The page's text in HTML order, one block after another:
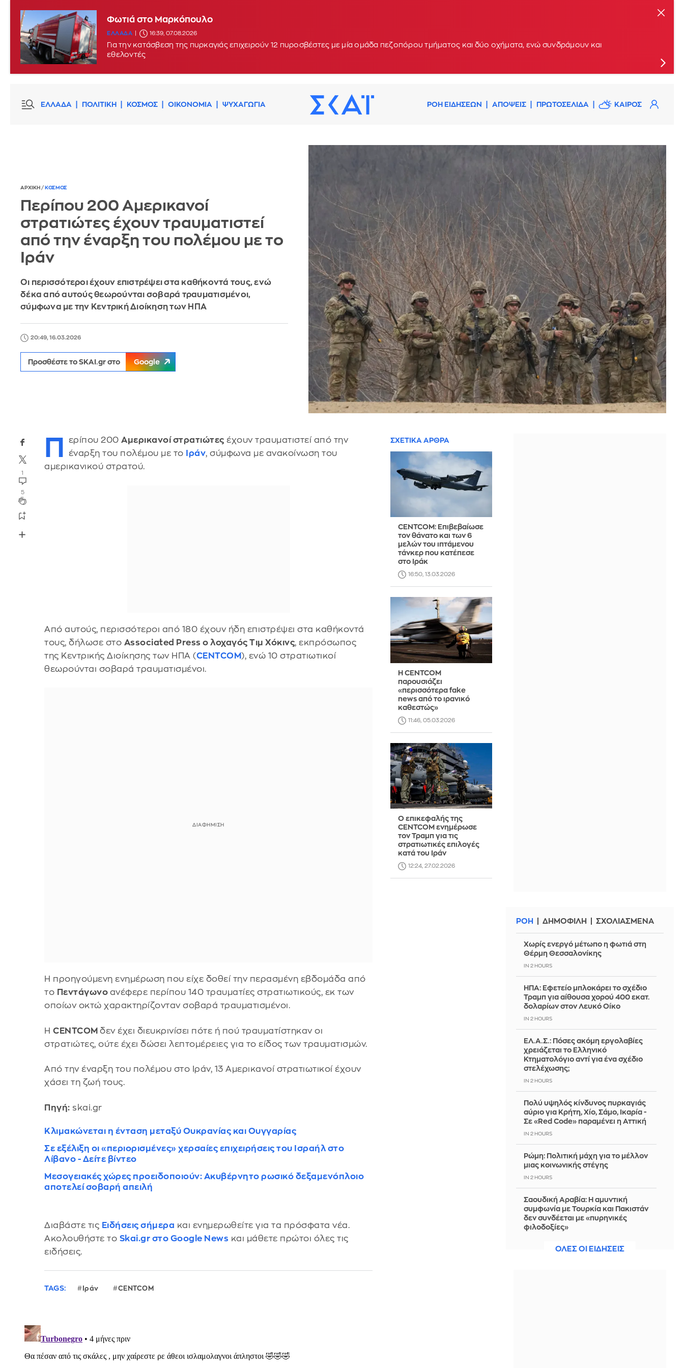
Φωτιά στο Στεφάνι Κορίνθου - Μήνυμα από το 112 για ετοιμότητα
Φωτιά στο Μαρκόπουλο
ΕΛΛΑΔΑ 16:39, 07.08.2026
Για την κατάσβεση της πυρκαγιάς επιχειρούν 12 πυροσβέστες με μία ομάδα πεζοπόρου τμήματος και δύο οχήματα, ενώ συνδράμουν και
εθελοντές
ΕΛΛΑΔΑ ΠΟΛΙΤΙΚΗ ΚΟΣΜΟΣ ΟΙΚΟΝΟΜΙΑ ΨΥΧΑΓΩΓΙΑ ΡΟΗ ΕΙΔΗΣΕΩΝ ΑΠΟΨΕΙΣ ΠΡΩΤΟΣΕΛΙΔΑ ΚΑΙΡΟΣ
ΑΡΧΙΚΗ / ΚΟΣΜΟΣ
Περίπου 200 Αμερικανοί
στρατιώτες έχουν τραυματιστεί
από την έναρξη του πολέμου με το
Ιράν
Οι περισσότεροι έχουν επιστρέψει στα καθήκοντά τους, ενώ
δέκα από αυτούς θεωρούνται σοβαρά τραυματισμένοι,
σύμφωνα με την Κεντρική Διοίκηση των ΗΠΑ
20:49, 16.03.2026
Προσθέστε το SKAI.gr στο Google
1
5
Π ερίπου 200Αμερικανοί στρατιώτες έχουν τραυματιστεί από την
έναρξη του πολέμου με το
Ιράν, σύμφωνα με ανακοίνωση του
αμερικανικού στρατού.
Από αυτούς, περισσότεροι από 180 έχουν ήδη επιστρέψει στα καθήκοντά
τους, δήλωσε στο Associated Press ο λοχαγός Τιμ Χόκινς, εκπρόσωπος
της Κεντρικής Διοίκησης των ΗΠΑ (CENTCOM), ενώ 10 στρατιωτικοί
θεωρούνται σοβαρά τραυματισμένοι.
Η προηγούμενη ενημέρωση που είχε δοθεί την περασμένη εβδομάδα από
το Πεντάγωνο ανέφερε περίπου 140 τραυματίες στρατιωτικούς, εκ των
οποίων οκτώ χαρακτηρίζονταν σοβαρά τραυματισμένοι.
ΗCENTCOMδεν έχει διευκρινίσει πότε ή πού τραυματίστηκαν οι
στρατιώτες, ούτε έχει δώσει λεπτομέρειες για το είδος των τραυματισμών.
Από την έναρξη του πολέμου στο Ιράν, 13 Αμερικανοί στρατιωτικοί έχουν
χάσει τη ζωή τους.
Πηγή: skai.gr
Κλιμακώνεται η ένταση μεταξύ Ουκρανίας και Ουγγαρίας
Σε εξέλιξη οι «περιορισμένες» χερσαίες επιχειρήσεις του Ισραήλ στο
Λίβανο - Δείτε βίντεο
Μεσογειακές χώρες προειδοποιούν: Ακυβέρνητο ρωσικό δεξαμενόπλοιο
αποτελεί σοβαρή απειλή
Διαβάστε τις Ειδήσεις σήμερα και ενημερωθείτε για τα πρόσφατα νέα.
Ακολουθήστε το Skai.gr στο Google News και μάθετε πρώτοι όλες τις
ειδήσεις.
TAGS: Ιράν CENTCOM
ΣΧΕΤΙΚΑ ΑΡΘΡΑ
CENTCOM: Επιβεβαίωσε
τον θάνατο και των 6
μελών του ιπτάμενου
τάνκερ που κατέπεσε
στο Ιράκ
16:50, 13.03.2026
Η CENTCOM
παρουσιάζει
«περισσότερα fake
news από το ιρανικό
καθεστώς»
11:46, 05.03.2026
Ο επικεφαλής της
CENTCOM ενημέρωσε
τον Τραμπ για τις
στρατιωτικές επιλογές
κατά του Ιράν
12:24, 27.02.2026
ΡΟΗ ΔΗΜΟΦΙΛΗ ΣΧΟΛΙΑΣΜΕΝΑ
Χωρίς ενεργό μέτωπο η φωτιά στη
Θέρμη Θεσσαλονίκης
IN 2 HOURS
ΗΠΑ: Εφετείο μπλοκάρει το σχέδιο
Τραμπ για αίθουσα χορού 400 εκατ.
δολαρίων στον Λευκό Οίκο
IN 2 HOURS
ΕΛ.Α.Σ.: Πόσες ακόμη εργολαβίες
χρειάζεται το Ελληνικό
Κτηματολόγιο αντί για ένα σχέδιο
στελέχωσης;
IN 2 HOURS
Πολύ υψηλός κίνδυνος πυρκαγιάς
αύριο για Κρήτη, Χίο, Σάμο, Ικαρία -
Σε «Red Code» παραμένει η Αττική
IN 2 HOURS
Ρώμη: Πολιτική μάχη για το μέλλον
μιας κοινωνικής στέγης
IN 2 HOURS
Σαουδική Αραβία: Η αμυντική
συμφωνία με Τουρκία και Πακιστάν
δεν συνδέεται με «πυρηνικές
φιλοδοξίες»
ΟΛΕΣ ΟΙ ΕΙΔΗΣΕΙΣ